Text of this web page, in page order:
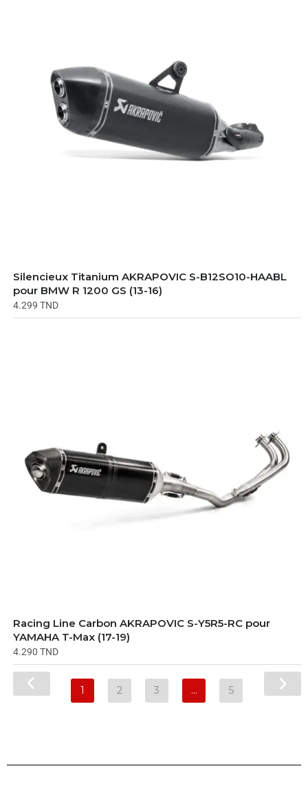
Silencieux Titanium AKRAPOVIC S-B12SO10-HAABL
pour BMW R 1200 GS (13-16)
4.299 TND
Racing Line Carbon AKRAPOVIC S-Y5R5-RC pour
YAMAHA T-Max (17-19)
4.290 TND
1 2 3 … 5